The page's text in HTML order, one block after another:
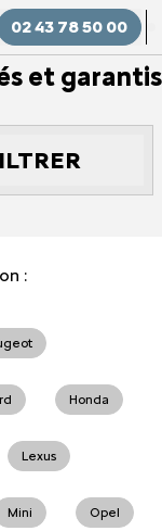
02 43 78 50 00
et garantis
:
Honda
Lexus
Mini Opel